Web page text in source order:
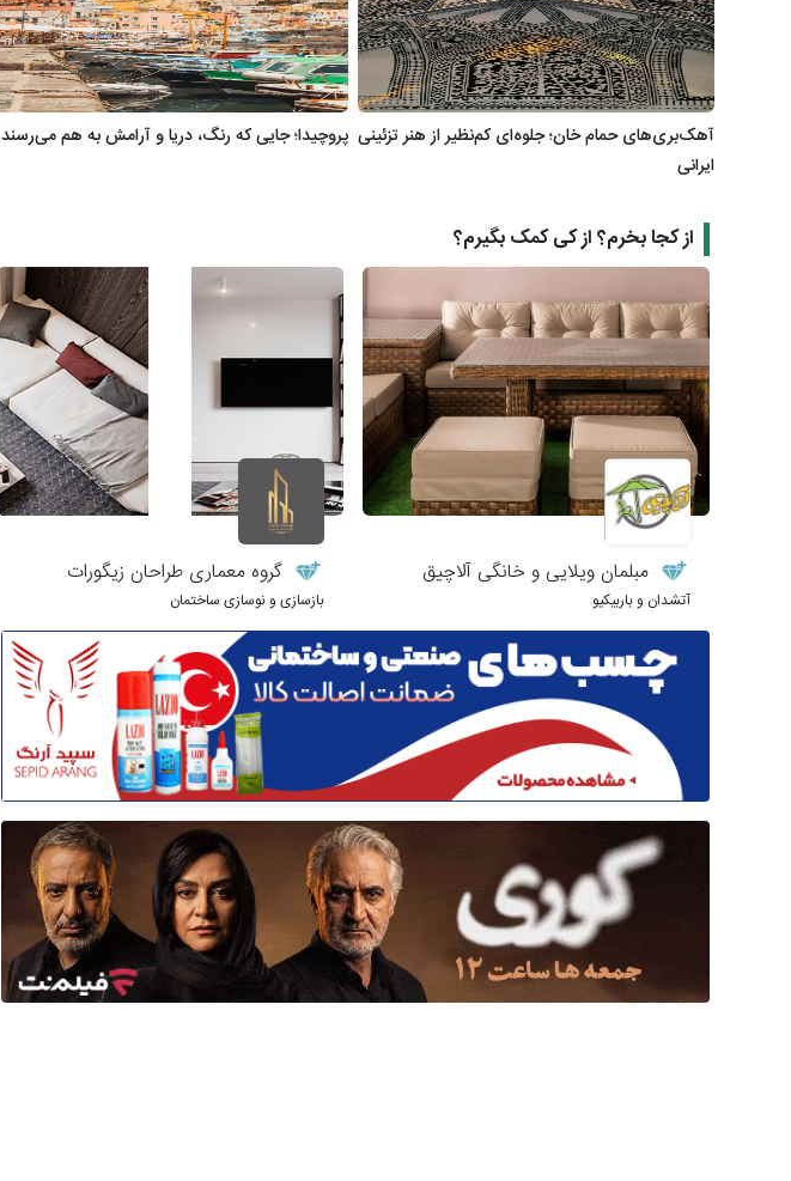
آهک‌بری‌های حمام خان؛ جلوه‌ای کم‌نظیر از هنر تزئینی
ایرانی
پروچیدا؛ جایی که رنگ، دریا و آرامش به هم می‌رسند
از کجا بخرم؟ از کی کمک بگیرم؟
مبلمان ویلایی و خانگی آلاچیق
آتشدان و باربیکیو
گروه معماری طراحان زیگورات
بازسازی و نوسازی ساختمان